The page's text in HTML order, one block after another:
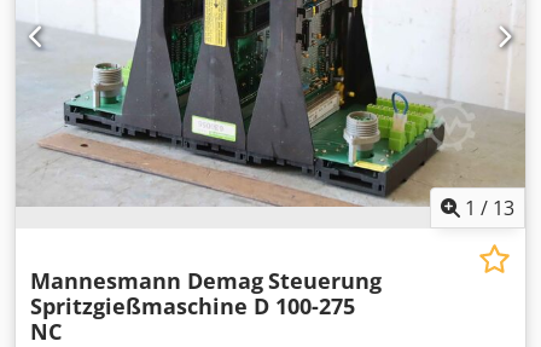
1 / 13
Mannesmann DemagSteuerung
Spritzgießmaschine D 100-275
NC